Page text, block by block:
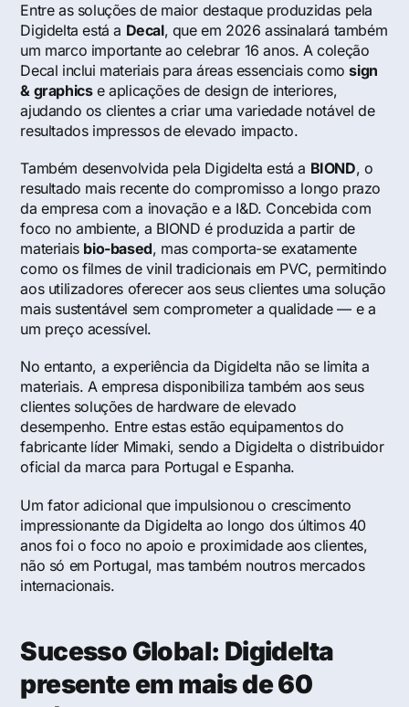
Entre as soluções de maior destaque produzidas pela
Digidelta está a Decal, que em 2026 assinalará também
um marco importante ao celebrar 16 anos. A coleção
Decal inclui materiais para áreas essenciais comosign
& graphicse aplicações de design de interiores,
ajudando os clientes a criar uma variedade notável de
resultados impressos de elevado impacto.
Também desenvolvida pela Digidelta está a BIOND, o
resultado mais recente do compromisso a longo prazo
da empresa com a inovação e a I&D. Concebida com
foco no ambiente, a BIOND é produzida a partir de
materiais bio-based, mas comporta-se exatamente
como os filmes de vinil tradicionais em PVC, permitindo
aos utilizadores oferecer aos seus clientes uma solução
mais sustentável sem comprometer a qualidade — e a
um preço acessível.
No entanto, a experiência da Digidelta não se limita a
materiais. A empresa disponibiliza também aos seus
clientes soluções de hardware de elevado
desempenho. Entre estas estão equipamentos do
fabricante líder Mimaki, sendo a Digidelta o distribuidor
oficial da marca para Portugal e Espanha.
Um fator adicional que impulsionou o crescimento
impressionante da Digidelta ao longo dos últimos 40
anos foi o foco no apoio e proximidade aos clientes,
não só em Portugal, mas também noutros mercados
internacionais.
Sucesso Global: Digidelta
presente em mais de 60